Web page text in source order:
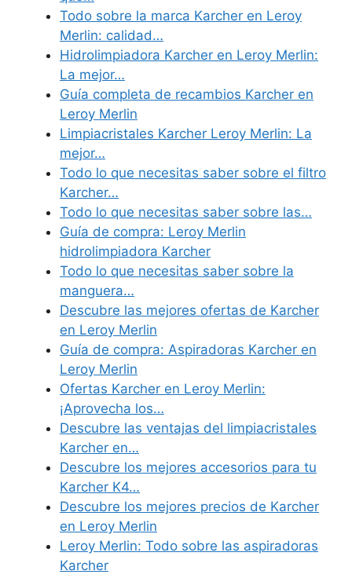
Todo sobre la marca Karcher en Leroy
Merlin: calidad…
Hidrolimpiadora Karcher en Leroy Merlin:
La mejor…
Guía completa de recambios Karcher en
Leroy Merlin
Limpiacristales Karcher Leroy Merlin: La
mejor…
Todo lo que necesitas saber sobre el filtro
Karcher…
Todo lo que necesitas saber sobre las…
Guía de compra: Leroy Merlin
hidrolimpiadora Karcher
Todo lo que necesitas saber sobre la
manguera…
Descubre las mejores ofertas de Karcher
en Leroy Merlin
Guía de compra: Aspiradoras Karcher en
Leroy Merlin
Ofertas Karcher en Leroy Merlin:
¡Aprovecha los…
Descubre las ventajas del limpiacristales
Karcher en…
Descubre los mejores accesorios para tu
Karcher K4…
Descubre los mejores precios de Karcher
en Leroy Merlin
Leroy Merlin: Todo sobre las aspiradoras
Karcher